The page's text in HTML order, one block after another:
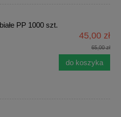
PP 1000 szt.
45,00 zł
65,00 zł
do koszyka